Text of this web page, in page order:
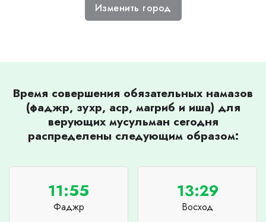
Изменить город
Время совершения обязательных намазов
(фаджр, зухр, аср, магриб и иша) для
верующих мусульман сегодня
распределены следующим образом:
11:55
Фаджр
13:29
Восход